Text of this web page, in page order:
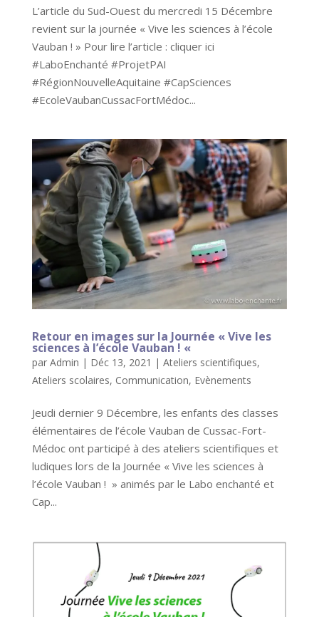
L’article du Sud-Ouest du mercredi 15 Décembre
revient sur la journée « Vive les sciences à l’école
Vauban ! » Pour lire l’article : cliquer ici
#LaboEnchanté #ProjetPAI
#RégionNouvelleAquitaine #CapSciences
#EcoleVaubanCussacFortMédoc...
Retour en images sur la Journée « Vive les
sciences à l’école Vauban ! «
par Admin | Déc 13, 2021 | Ateliers scientifiques,
Ateliers scolaires, Communication, Evènements
Jeudi dernier 9 Décembre, les enfants des classes
élémentaires de l’école Vauban de Cussac-Fort-
Médoc ont participé à des ateliers scientifiques et
ludiques lors de la Journée « Vive les sciences à
l’école Vauban ! » animés par le Labo enchanté et
Cap...